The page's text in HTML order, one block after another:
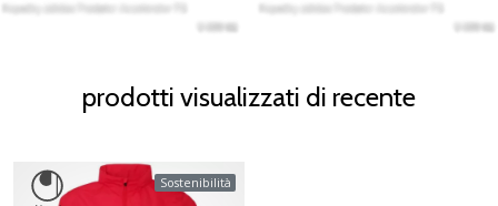
prodotti visualizzati di recente
Sostenibilità